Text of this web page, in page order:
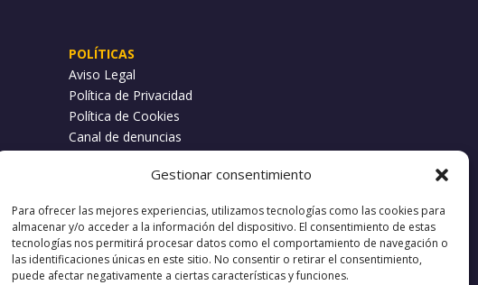
Gestionar consentimiento
Para ofrecer las mejores experiencias, utilizamos tecnologías como las cookies para
almacenar y/o acceder a la información del dispositivo. El consentimiento de estas
tecnologías nos permitirá procesar datos como el comportamiento de navegación o
las identificaciones únicas en este sitio. No consentir o retirar el consentimiento,
puede afectar negativamente a ciertas características y funciones.
POLÍTICAS
Aviso Legal
Política de Privacidad
Política de Cookies
Canal de denuncias